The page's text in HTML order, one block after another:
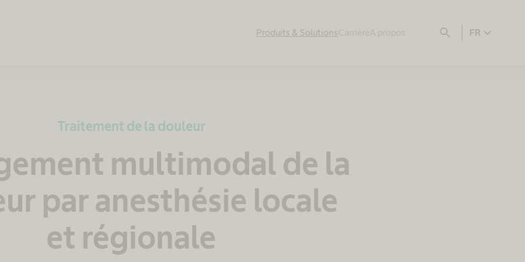
Produits & Solutions search FR expand_more
Traitement de la douleur
multimodal de la
par anesthésie locale
et régionale